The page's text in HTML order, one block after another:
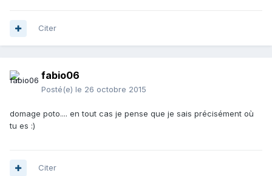
Citer
fabio06
Posté(e) le 26 octobre 2015
domage poto.... en tout cas je pense que je sais précisément où
tu es :)
Citer